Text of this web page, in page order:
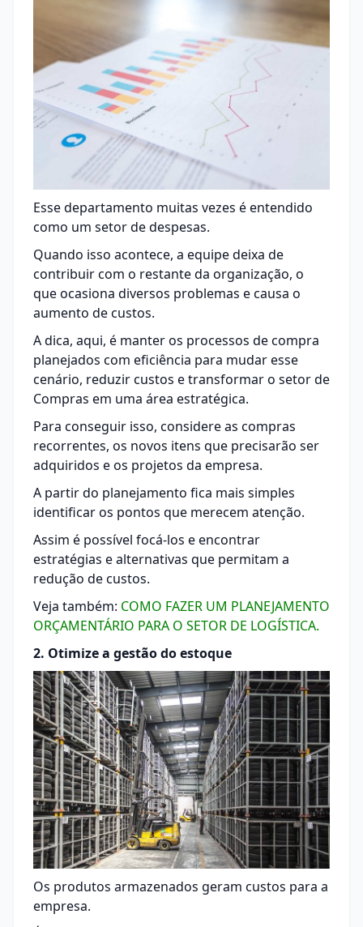
Esse departamento muitas vezes é entendido
como um setor de despesas.
Quando isso acontece, a equipe deixa de
contribuir com o restante da organização, o
que ocasiona diversos problemas e causa o
aumento de custos.
A dica, aqui, é manter os processos de compra
planejados com eficiência para mudar esse
cenário, reduzir custos e transformar o setor de
Compras em uma área estratégica.
Para conseguir isso, considere as compras
recorrentes, os novos itens que precisarão ser
adquiridos e os projetos da empresa.
A partir do planejamento fica mais simples
identificar os pontos que merecem atenção.
Assim é possível focá-los e encontrar
estratégias e alternativas que permitam a
redução de custos.
Veja também: COMO FAZER UM PLANEJAMENTO
ORÇAMENTÁRIO PARA O SETOR DE LOGÍSTICA.
2. Otimize a gestão do estoque
Os produtos armazenados geram custos para a
empresa.